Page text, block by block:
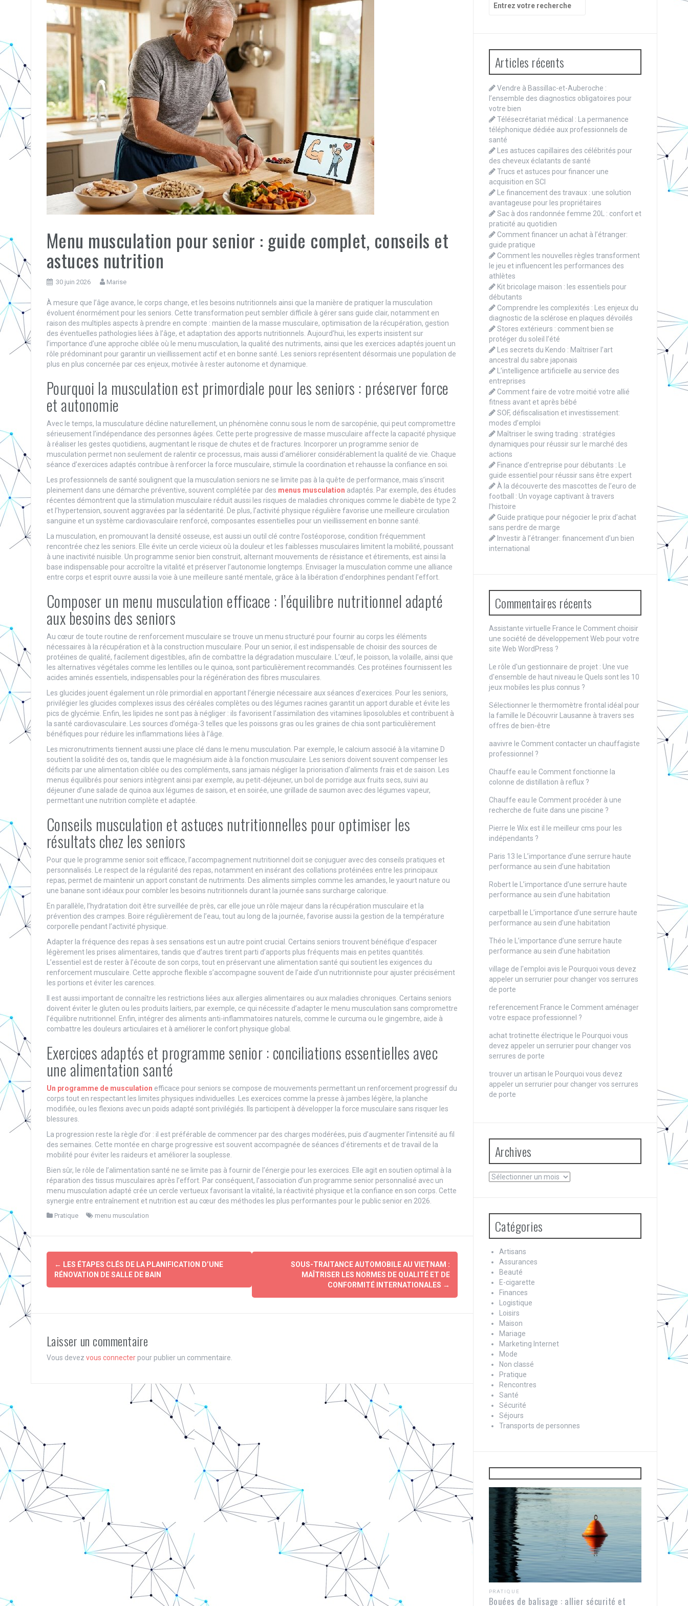
Menu musculation pour senior : guide complet, conseils et
astuces nutrition
30 juin 2026 Marise
À mesure que l’âge avance, le corps change, et les besoins nutritionnels ainsi que la manière de pratiquer la musculation
évoluent énormément pour les seniors. Cette transformation peut sembler difficile à gérer sans guide clair, notamment en
raison des multiples aspects à prendre en compte : maintien de la masse musculaire, optimisation de la récupération, gestion
des éventuelles pathologies liées à l’âge, et adaptation des apports nutritionnels. Aujourd’hui, les experts insistent sur
l’importance d’une approche ciblée où le menu musculation, la qualité des nutriments, ainsi que les exercices adaptés jouent un
rôle prédominant pour garantir un vieillissement actif et en bonne santé. Les seniors représentent désormais une population de
plus en plus concernée par ces enjeux, motivée à rester autonome et dynamique.
Pourquoi la musculation est primordiale pour les seniors : préserver force
et autonomie
Avec le temps, la musculature décline naturellement, un phénomène connu sous le nom de sarcopénie, qui peut compromettre
sérieusement l’indépendance des personnes âgées. Cette perte progressive de masse musculaire affecte la capacité physique
à réaliser les gestes quotidiens, augmentant le risque de chutes et de fractures. Incorporer un programme senior de
musculation permet non seulement de ralentir ce processus, mais aussi d’améliorer considérablement la qualité de vie. Chaque
séance d’exercices adaptés contribue à renforcer la force musculaire, stimule la coordination et rehausse la confiance en soi.
Les professionnels de santé soulignent que la musculation seniors ne se limite pas à la quête de performance, mais s’inscrit
pleinement dans une démarche préventive, souvent complétée par des menus musculation adaptés. Par exemple, des études
récentes démontrent que la stimulation musculaire réduit aussi les risques de maladies chroniques comme le diabète de type 2
et l’hypertension, souvent aggravées par la sédentarité. De plus, l’activité physique régulière favorise une meilleure circulation
sanguine et un système cardiovasculaire renforcé, composantes essentielles pour un vieillissement en bonne santé.
La musculation, en promouvant la densité osseuse, est aussi un outil clé contre l’ostéoporose, condition fréquemment
rencontrée chez les seniors. Elle évite un cercle vicieux où la douleur et les faiblesses musculaires limitent la mobilité, poussant
à une inactivité nuisible. Un programme senior bien construit, alternant mouvements de résistance et étirements, est ainsi la
base indispensable pour accroître la vitalité et préserver l’autonomie longtemps. Envisager la musculation comme une alliance
entre corps et esprit ouvre aussi la voie à une meilleure santé mentale, grâce à la libération d’endorphines pendant l’effort.
Composer un menu musculation efficace : l’équilibre nutritionnel adapté
aux besoins des seniors
Au cœur de toute routine de renforcement musculaire se trouve un menu structuré pour fournir au corps les éléments
nécessaires à la récupération et à la construction musculaire. Pour un senior, il est indispensable de choisir des sources de
protéines de qualité, facilement digestibles, afin de combattre la dégradation musculaire. L’œuf, le poisson, la volaille, ainsi que
les alternatives végétales comme les lentilles ou le quinoa, sont particulièrement recommandés. Ces protéines fournissent les
acides aminés essentiels, indispensables pour la régénération des fibres musculaires.
Les glucides jouent également un rôle primordial en apportant l’énergie nécessaire aux séances d’exercices. Pour les seniors,
privilégier les glucides complexes issus des céréales complètes ou des légumes racines garantit un apport durable et évite les
pics de glycémie. Enfin, les lipides ne sont pas à négliger : ils favorisent l’assimilation des vitamines liposolubles et contribuent à
la santé cardiovasculaire. Les sources d’oméga-3 telles que les poissons gras ou les graines de chia sont particulièrement
bénéfiques pour réduire les inflammations liées à l’âge.
Les micronutriments tiennent aussi une place clé dans le menu musculation. Par exemple, le calcium associé à la vitamine D
soutient la solidité des os, tandis que le magnésium aide à la fonction musculaire. Les seniors doivent souvent compenser les
déficits par une alimentation ciblée ou des compléments, sans jamais négliger la priorisation d’aliments frais et de saison. Les
menus équilibrés pour seniors intègrent ainsi par exemple, au petit-déjeuner, un bol de porridge aux fruits secs, suivi au
déjeuner d’une salade de quinoa aux légumes de saison, et en soirée, une grillade de saumon avec des légumes vapeur,
permettant une nutrition complète et adaptée.
Conseils musculation et astuces nutritionnelles pour optimiser les
résultats chez les seniors
Pour que le programme senior soit efficace, l’accompagnement nutritionnel doit se conjuguer avec des conseils pratiques et
personnalisés. Le respect de la régularité des repas, notamment en insérant des collations protéinées entre les principaux
repas, permet de maintenir un apport constant de nutriments. Des aliments simples comme les amandes, le yaourt nature ou
une banane sont idéaux pour combler les besoins nutritionnels durant la journée sans surcharge calorique.
En parallèle, l’hydratation doit être surveillée de près, car elle joue un rôle majeur dans la récupération musculaire et la
prévention des crampes. Boire régulièrement de l’eau, tout au long de la journée, favorise aussi la gestion de la température
corporelle pendant l’activité physique.
Adapter la fréquence des repas à ses sensations est un autre point crucial. Certains seniors trouvent bénéfique d’espacer
légèrement les prises alimentaires, tandis que d’autres tirent parti d’apports plus fréquents mais en petites quantités.
L’essentiel est de rester à l’écoute de son corps, tout en préservant une alimentation santé qui soutient les exigences du
renforcement musculaire. Cette approche flexible s’accompagne souvent de l’aide d’un nutritionniste pour ajuster précisément
les portions et éviter les carences.
Il est aussi important de connaître les restrictions liées aux allergies alimentaires ou aux maladies chroniques. Certains seniors
doivent éviter le gluten ou les produits laitiers, par exemple, ce qui nécessite d’adapter le menu musculation sans compromettre
l’équilibre nutritionnel. Enfin, intégrer des aliments anti-inflammatoires naturels, comme le curcuma ou le gingembre, aide à
combattre les douleurs articulaires et à améliorer le confort physique global.
Exercices adaptés et programme senior : conciliations essentielles avec
une alimentation santé
Un programme de musculation efficace pour seniors se compose de mouvements permettant un renforcement progressif du
corps tout en respectant les limites physiques individuelles. Les exercices comme la presse à jambes légère, la planche
modifiée, ou les flexions avec un poids adapté sont privilégiés. Ils participent à développer la force musculaire sans risquer les
blessures.
La progression reste la règle d’or : il est préférable de commencer par des charges modérées, puis d’augmenter l’intensité au fil
des semaines. Cette montée en charge progressive est souvent accompagnée de séances d’étirements et de travail de la
mobilité pour éviter les raideurs et améliorer la souplesse.
Bien sûr, le rôle de l’alimentation santé ne se limite pas à fournir de l’énergie pour les exercices. Elle agit en soutien optimal à la
réparation des tissus musculaires après l’effort. Par conséquent, l’association d’un programme senior personnalisé avec un
menu musculation adapté crée un cercle vertueux favorisant la vitalité, la réactivité physique et la confiance en son corps. Cette
synergie entre entraînement et nutrition est au cœur des méthodes les plus performantes pour le public senior en 2026.
Pratique menu musculation
Navigation
d'article
← LES ÉTAPES CLÉS DE LA PLANIFICATION D’UNE
RÉNOVATION DE SALLE DE BAIN
SOUS-TRAITANCE AUTOMOBILE AU VIETNAM :
MAÎTRISER LES NORMES DE QUALITÉ ET DE
CONFORMITÉ INTERNATIONALES →
Laisser un commentaire
Vous devez vous connecterpour publier un commentaire.
pour
Articles récents
Vendre à Bassillac-et-Auberoche :
l’ensemble des diagnostics obligatoires pour
votre bien
Télésecrétariat médical : La permanence
téléphonique dédiée aux professionnels de
santé
Les astuces capillaires des célébrités pour
des cheveux éclatants de santé
Trucs et astuces pour financer une
acquisition en SCI
Le financement des travaux : une solution
avantageuse pour les propriétaires
Sac à dos randonnée femme 20L : confort et
praticité au quotidien
Comment financer un achat à l’étranger:
guide pratique
Comment les nouvelles règles transforment
le jeu et influencent les performances des
athlètes
Kit bricolage maison : les essentiels pour
débutants
Comprendre les complexités : Les enjeux du
diagnostic de la sclérose en plaques dévoilés
Stores extérieurs : comment bien se
protéger du soleil l’été
Les secrets du Kendo : Maîtriser l’art
ancestral du sabre japonais
L’intelligence artificielle au service des
entreprises
Comment faire de votre moitié votre allié
fitness avant et après bébé
SOF, défiscalisation et investissement:
modes d’emploi
Maîtriser le swing trading : stratégies
dynamiques pour réussir sur le marché des
actions
Finance d’entreprise pour débutants : Le
guide essentiel pour réussir sans être expert
À la découverte des mascottes de l’euro de
football : Un voyage captivant à travers
l’histoire
Guide pratique pour négocier le prix d’achat
sans perdre de marge
Investir à l’étranger: financement d’un bien
international
Commentaires récents
Assistante virtuelle France le Comment choisir
une société de développement Web pour votre
site Web WordPress ?
Le rôle d'un gestionnaire de projet : Une vue
d'ensemble de haut niveau le Quels sont les 10
jeux mobiles les plus connus ?
Sélectionner le thermomètre frontal idéal pour
la famille le Découvrir Lausanne à travers ses
offres de bien-être
aavivre le Comment contacter un chauffagiste
professionnel ?
Chauffe eau le Comment fonctionne la
colonne de distillation à reflux ?
Chauffe eau le Comment procéder à une
recherche de fuite dans une piscine ?
Pierre le Wix est il le meilleur cms pour les
indépendants ?
Paris 13 le
L’importance d’une serrure haute
performance au sein d’une habitation
Robertle
L’importance d’une serrure haute
performance au sein d’une habitation
carpetball le
L’importance d’une serrure haute
performance au sein d’une habitation
Théo le
L’importance d’une serrure haute
performance au sein d’une habitation
village de l'emploi avis le Pourquoi vous devez
appeler un serrurier pour changer vos serrures
de porte
referencement France le Comment aménager
votre espace professionnel ?
achat trotinette électrique le Pourquoi vous
devez appeler un serrurier pour changer vos
serrures de porte
trouver un artisan le Pourquoi vous devez
appeler un serrurier pour changer vos serrures
de porte
Archives
Archives
Catégories
Artisans
Assurances
Beauté
E-cigarette
Finances
Logistique
Loisirs
Maison
Mariage
Marketing Internet
Mode
Non classé
Pratique
Rencontres
Santé
Sécurité
Séjours
Transports de personnes
PRATIQUE
Bouées de balisage : allier sécurité et